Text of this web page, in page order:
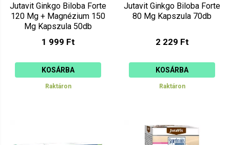
Jutavit Ginkgo Biloba Forte
120 Mg + Magnézium 150
Mg Kapszula 50db
1 999 Ft
KOSÁRBA
Raktáron
Jutavit Ginkgo Biloba Forte
80 Mg Kapszula 70db
2 229 Ft
KOSÁRBA
Raktáron